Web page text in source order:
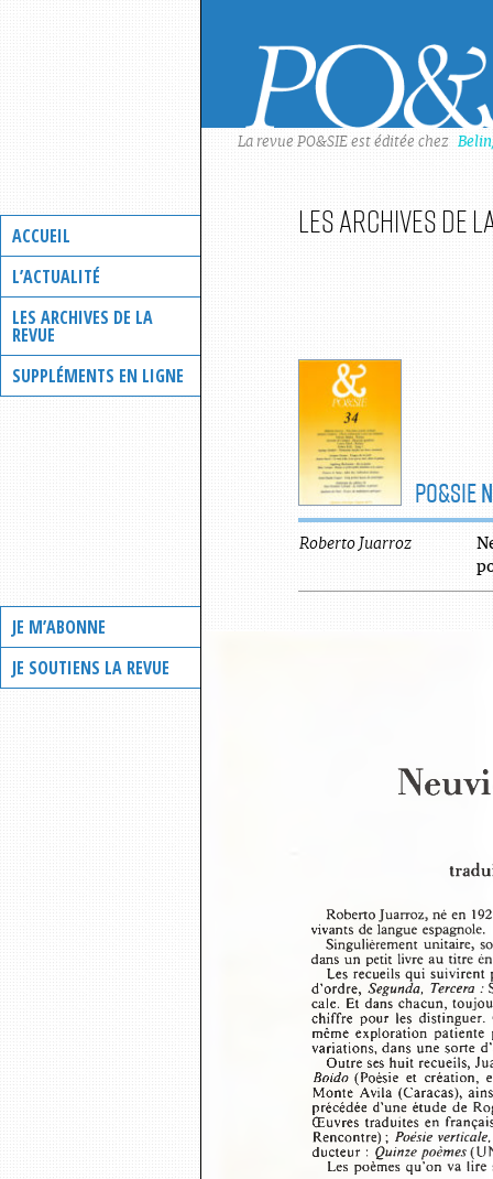
ACCUEIL
L’ACTUALITÉ
LES ARCHIVES DE LA
REVUE
SUPPLÉMENTS EN LIGNE
JE M’ABONNE
JE SOUTIENS LA REVUE
La revue PO&SIE est éditée chez
Les archives de
PO&SIE
Roberto Juarroz
Roberto Juarroz, né en
vivants de langue espagnole.
Singulièrement unitaire,
dans un petit livre au titre
Les recueils qui
d’ordre, Segunda,  Tercera :
cale. Et dans chacun,
chiffre  pour  les  distinguer.
même  exploration
variations, dans une sorte
Outre ses huit recueils,
Boido (Poésie  et  création,
Monte  Avila (Caracas),
précédée d’une étude de
Œuvres traduites en
Rencontre) ; Poésie
ducteur : Quinze poèmes
Les poèmes qu’on va